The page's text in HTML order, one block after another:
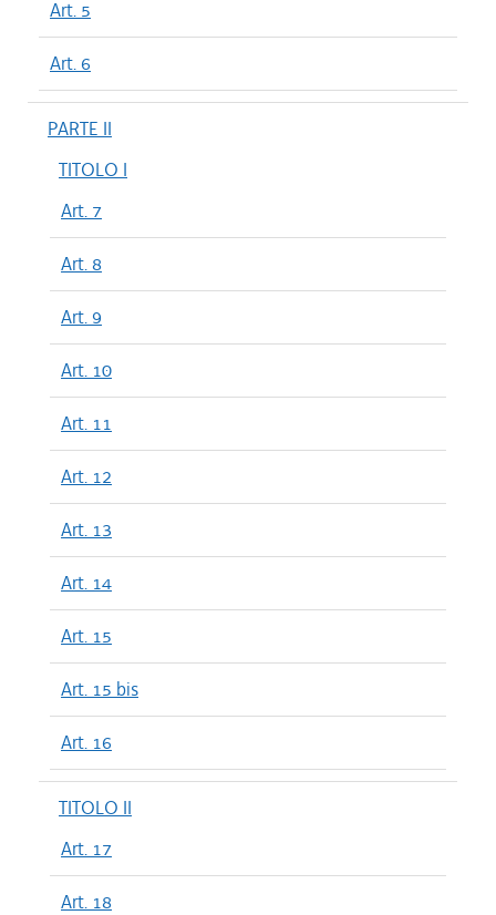
Art. 5
Art. 6
PARTE II
TITOLO I
Art. 7
Art. 8
Art. 9
Art. 10
Art. 11
Art. 12
Art. 13
Art. 14
Art. 15
Art. 15 bis
Art. 16
TITOLO II
Art. 17
Art. 18